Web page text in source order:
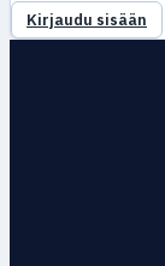
Kirjaudu sisään